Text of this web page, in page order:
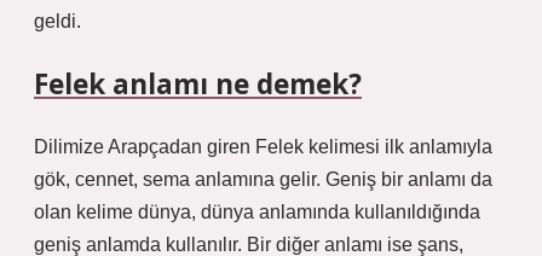
geldi.
Felek anlamı ne demek?
Dilimize Arapçadan giren Felek kelimesi ilk anlamıyla
gök, cennet, sema anlamına gelir. Geniş bir anlamı da
olan kelime dünya, dünya anlamında kullanıldığında
geniş anlamda kullanılır. Bir diğer anlamı ise şans,